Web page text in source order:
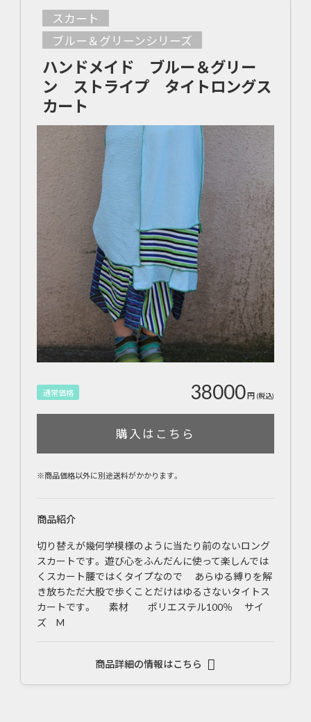
スカート
ブルー＆グリーンシリーズ
ハンドメイド ブルー＆グリー
ン ストライプ タイトロングス
カート
通常価格 38000円 (税込)
購入はこちら
※商品価格以外に別途送料がかかります。
商品紹介
切り替えが幾何学模様のように当たり前のないロング
スカートです。 遊び心をふんだんに使って楽しんでは
くスカート腰ではくタイプなので あらゆる縛りを解
き放ちただ大股で歩くことだけはゆるさないタイトス
カートです。 素材 ポリエステル100％ サイ
ズ M
商品詳細の情報はこちら